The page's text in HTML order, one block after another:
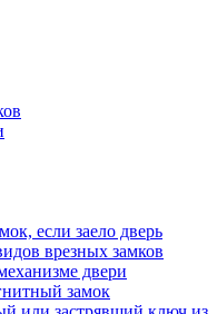
если заело дверь
врезных замков
двери
замок